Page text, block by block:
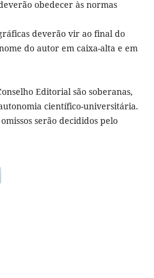
obedecer às normas
deverão vir ao final do
do autor em caixa-alta e em
Editorial são soberanas,
científico-universitária.
serão decididos pelo